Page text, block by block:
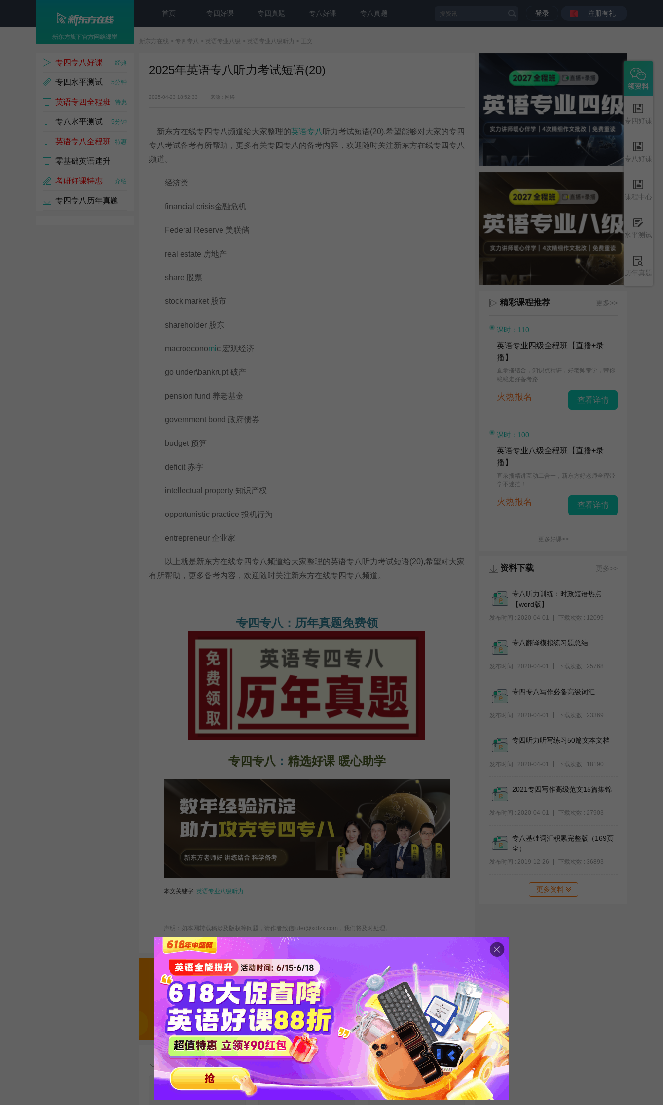
首页 专四好课 专四真题 专八好课 专八真题 登录 注册有礼
新东方在线 > 专四专八 > 英语专业八级 > 英语专业八级听力 > 正文
专四专八好课 经典
专四水平测试 5分钟
英语专四全程班 特惠
专八水平测试 5分钟
英语专八全程班 特惠
零基础英语速升
考研好课特惠 介绍
专四专八历年真题
2025年英语专八听力考试短语(20)
2025-04-23 18:52:33 来源：网络
新东方在线专四专八频道给大家整理的英语专八 听力考试短语(20),希望能够对大家的专四
专八考试备考有所帮助，更多有关专四专八的备考内容，欢迎随时关注新东方在线专四专八
频道。
经济类
financial crisis金融危机
Federal Reserve 美联储
real estate 房地产
share 股票
stock market 股市
shareholder 股东
macroeconomic 宏观经济
go under\bankrupt 破产
pension fund 养老基金
government bond 政府债券
budget 预算
deficit 赤字
intellectual property 知识产权
opportunistic practice 投机行为
entrepreneur 企业家
以上就是新东方在线专四专八频道给大家整理的英语专八听力考试短语(20),希望对大家
有所帮助，更多备考内容，欢迎随时关注新东方在线专四专八频道。
专四专八：历年真题免费领
专四专八 ： 精选好课 暖心助学
本文关键字: 英语专业八级听力
声明：如本网转载稿涉及版权等问题，请作者致信lulei@xdfzx.com，我们将及时处理。
2020专四专八复习备考必备资料
关注新东方在线服务号回复【专四/专八
词汇】
资料下载
专八听力训练：时政
专八翻译模拟练习题
专四专八写作必备高
级词汇
专四好课
专八好课
课程中心
水平测试
历年真题
精彩课程推荐 更多>>
课时：110
英语专业四级全程班【直播+录
播】
直录播结合，知识点精讲，好老师带学，带你
稳稳走好备考路
火热报名 查看详情
课时：100
英语专业八级全程班【直播+录
播】
直录播精讲互动二合一，新东方好老师全程带
学不迷茫！
火热报名 查看详情
更多好课>>
资料下载 更多>>
专八听力训练：时政短语热点
【word版】
发布时间 : 2020-04-01 下载次数 : 12099
专八翻译模拟练习题总结
发布时间 : 2020-04-01 下载次数 : 25768
专四专八写作必备高级词汇
发布时间 : 2020-04-01 下载次数 : 23369
专四听力听写练习50篇文本文档
发布时间 : 2020-04-01 下载次数 : 18190
2021专四写作高级范文15篇集锦
发布时间 : 2020-04-01 下载次数 : 27903
专八基础词汇积累完整版（169页
全）
发布时间 : 2019-12-26 下载次数 : 36893
更多资料